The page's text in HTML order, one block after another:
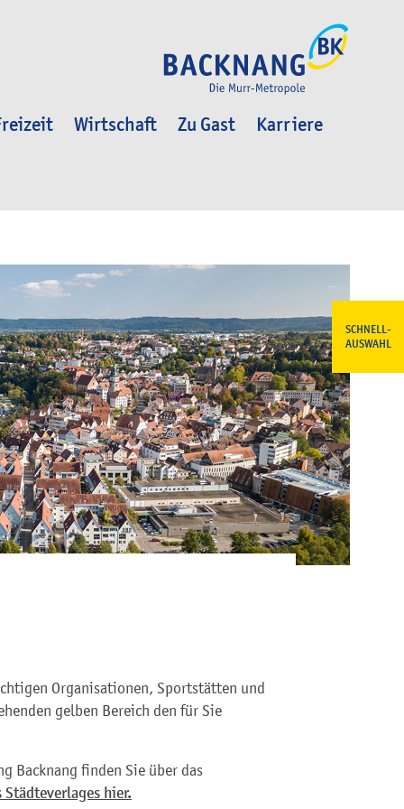
Wirtschaft Zu Gast
Karriere
SCHNELL-
AUSWAHL
Organisationen, Sportstätten und
gelben Bereich den für Sie
Backnang finden Sie über das
Städteverlages hier.